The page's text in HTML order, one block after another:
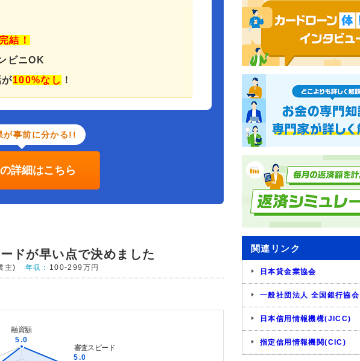
結！
ビニOK
100%なし ！
が事前に分かる!!
詳細はこちら
ドが早い点で決めました
主) 年収： 100-299万円
関連リンク
日本貸金業協会
一般社団法人 全国銀行協会
日本信用情報機構(JICC)
指定信用情報機関(CIC)